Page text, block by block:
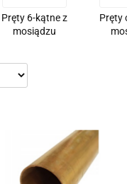
Pręty 6-kątne z
mosiądzu
Pręty